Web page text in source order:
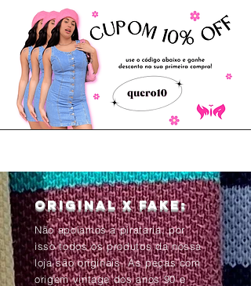
Original x Fake:
Não apoiamos a pirataria, por
isso todos os produtos da nossa
loja são originais. As peças com
origem vintage dos anos 90 e